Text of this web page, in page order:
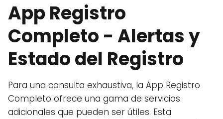
App Registro
Completo - Alertas y
Estado del Registro
Para una consulta exhaustiva, la App Registro
Completo ofrece una gama de servicios
adicionales que pueden ser útiles. Esta